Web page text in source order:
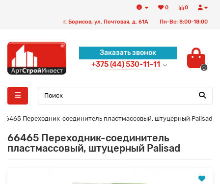
0
0
г. Борисов, ул. Почтовая, д. 61А Пн-Вс: 8:00-18:00
Заказать звонок
+375 (44) 530-11-11 0
66465 Переходник-соединитель пластмассовый, штуцерный Palisad
66465 Переходник-соединитель
пластмассовый, штуцерный Palisad